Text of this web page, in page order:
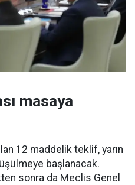
masaya
12 maddelik teklif, yarın
başlanacak.
sonra da Meclis Genel